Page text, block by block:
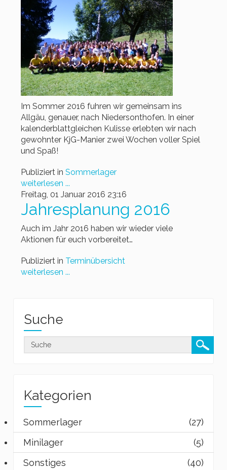
Im Sommer 2016 fuhren wir gemeinsam ins
Allgäu, genauer, nach Niedersonthofen. In einer
kalenderblattgleichen Kulisse erlebten wir nach
gewohnter KjG-Manier zwei Wochen voller Spiel
und Spaß!
Publiziert in Sommerlager
weiterlesen ...
Freitag, 01 Januar 2016 23:16
Jahresplanung 2016
Auch im Jahr 2016 haben wir wieder viele
Aktionen für euch vorbereitet…
Publiziert in Terminübersicht
weiterlesen ...
Suche
Kategorien
Sommerlager
(27)
Minilager
(5)
Sonstiges
(40)